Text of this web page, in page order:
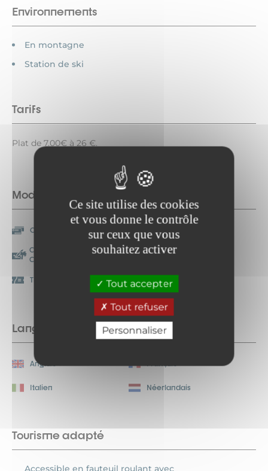
Ce site utilise des cookies
et vous donne le contrôle
sur ceux que vous
souhaitez activer
Tout accepter
Tout refuser
Personnaliser
Environnements
En montagne
Station de ski
Tarifs
Plat de 7.00€ à 26 €.
Modes de paiement
Carte bancaire/crédit Chèque
Chèque-Vacances
Classic
Espèces
Titre Restaurant
Chèque-Vacances
Connect
Langues parlées
Anglais Français
Italien Néerlandais
Tourisme adapté
Accessible en fauteuil roulant avec